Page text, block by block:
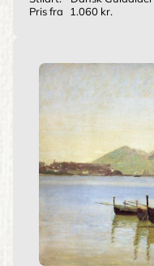
Pris fra
1.060 kr.